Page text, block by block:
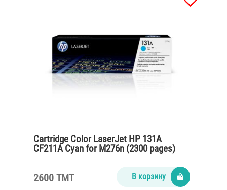
Cartridge Color LaserJet HP 131A
CF211A Cyan for M276n (2300 pages)
2600 TMT В корзину